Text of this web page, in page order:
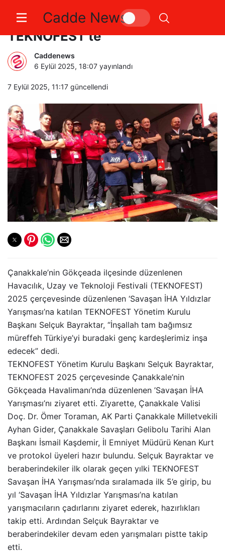
Cadde News
Selçuk Bayraktar, Gökçeada
TEKNOFEST’te
Caddenews
6 Eylül 2025, 18:07 yayınlandı
7 Eylül 2025, 11:17 güncellendi
Çanakkale’nin Gökçeada ilçesinde düzenlenen
Havacılık, Uzay ve Teknoloji Festivali (TEKNOFEST)
2025 çerçevesinde düzenlenen ‘Savaşan İHA Yıldızlar
Yarışması’na katılan TEKNOFEST Yönetim Kurulu
Başkanı Selçuk Bayraktar, “İnşallah tam bağımsız
müreffeh Türkiye’yi buradaki genç kardeşlerimiz inşa
edecek” dedi.
TEKNOFEST Yönetim Kurulu Başkanı Selçuk Bayraktar,
TEKNOFEST 2025 çerçevesinde Çanakkale’nin
Gökçeada Havalimanı’nda düzenlenen ’Savaşan İHA
Yarışması’nı ziyaret etti. Ziyarette, Çanakkale Valisi
Doç. Dr. Ömer Toraman, AK Parti Çanakkale Milletvekili
Ayhan Gider, Çanakkale Savaşları Gelibolu Tarihi Alan
Başkanı İsmail Kaşdemir, İl Emniyet Müdürü Kenan Kurt
ve protokol üyeleri hazır bulundu. Selçuk Bayraktar ve
beraberindekiler ilk olarak geçen yılki TEKNOFEST
Savaşan İHA Yarışması’nda sıralamada ilk 5’e girip, bu
yıl ‘Savaşan İHA Yıldızlar Yarışması’na katılan
yarışmacıların çadırlarını ziyaret ederek, hazırlıkları
takip etti. Ardından Selçuk Bayraktar ve
beraberindekiler devam eden yarışmaları pistte takip
etti.